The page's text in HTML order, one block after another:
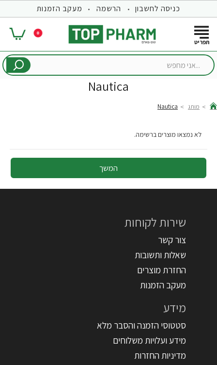
כניסה לחשבון הרשמה מעקב הזמנות
0
...אני
Nautica
מותג Nautica
לא נמצאו מוצרים ברשימה.
המשך
שירות לקוחות
צור קשר
שאלות ותשובות
החזרת מוצרים
מעקב הזמנות
מידע
סטטוסי הזמנה והסבר מלא
מידע ועלויות משלוחים
מדיניות החזרות